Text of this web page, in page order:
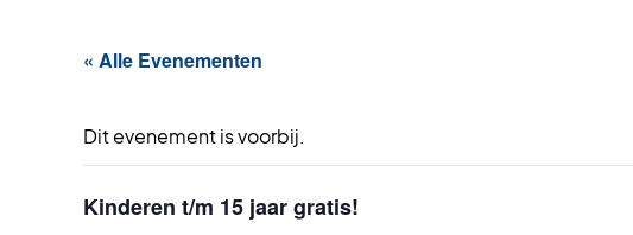
« Alle Evenementen
Dit evenement is voorbij.
Kinderen t/m 15 jaar gratis!